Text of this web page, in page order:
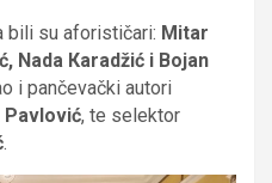
bili su aforističari: Mitar
Nada Кaradžić i Bojan
i pančevački autori
Pavlović, te selektor
.